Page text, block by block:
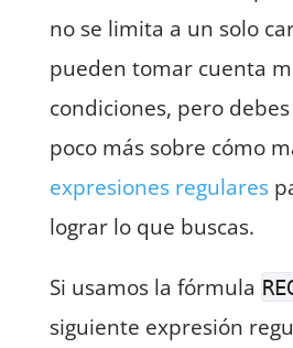
no se limita a un solo
pueden tomar cuenta
condiciones, pero
poco más sobre cómo
expresiones regulares
lograr lo que buscas.
Si usamos la fórmula
siguiente expresión